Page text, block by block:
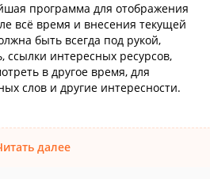
программа для отображения
всё время и внесения текущей
быть всегда под рукой,
интересных ресурсов,
в другое время, для
слов и другие интересности.
далее